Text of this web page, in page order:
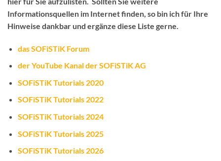
Informationsquellen im Internet finden, so bin ich für Ihre
Hinweise dankbar und ergänze diese Liste gerne.
das SOFiSTiK Forum
der YouTube Kanal der SOFiSTiK AG
SOFiSTiK Tutorials 2020
SOFiSTiK Tutorials 2022
SOFiSTiK Tutorials 2024
SOFiSTiK Tutorials 2025
SOFiSTiK Tutorials 2026